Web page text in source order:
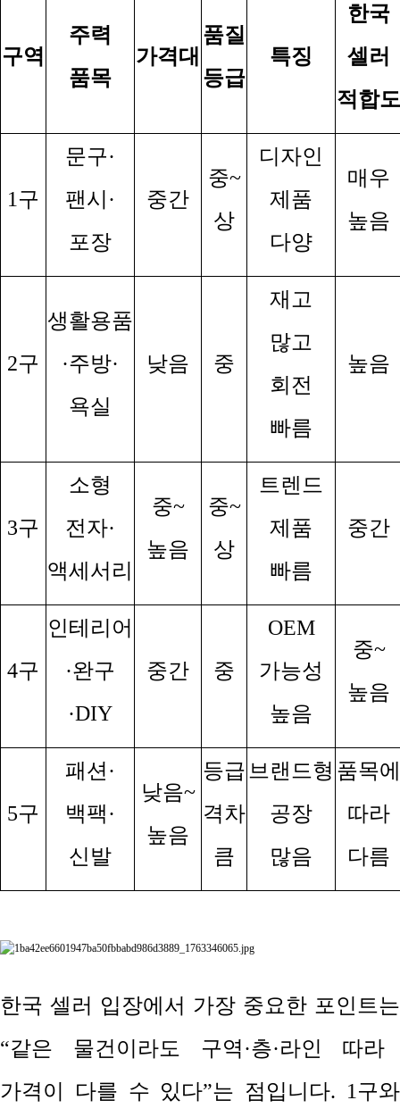
구역
주력
품목
가격대
품질
등급
특징
한국
셀러
적합도
1 구
문구·
팬시 ·
포장
중간
중~
상
디자인
제품
다양
매우
높음
2구
생활용품
·주방·
욕실
낮음 중
재고
많고
회전
빠름
높음
3구
소형
전자·
액세서리
중~
높음
중~
상
트렌드
제품
빠름
중간
4구
인테리어
·완구
·DIY
중간 중
OEM
가능성
높음
중~
높음
5구
패션·
백팩·
신발
낮음~
높음
등급
격차
큼
브랜드형
공장
많음
품목에
따라
다름
한국 셀러 입장에서 가장 중요한 포인트는
“같은 물건이라도 구역·층·라인 따라
가격이 다를 수 있다”는 점입니다. 1 구와